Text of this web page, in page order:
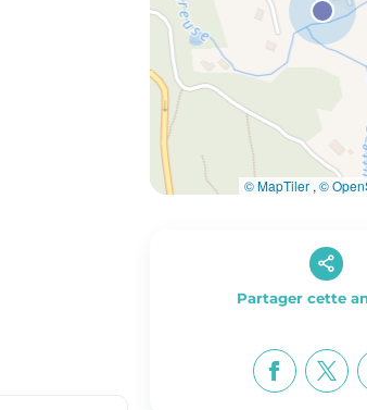
© MapTiler ,©
Partager cette